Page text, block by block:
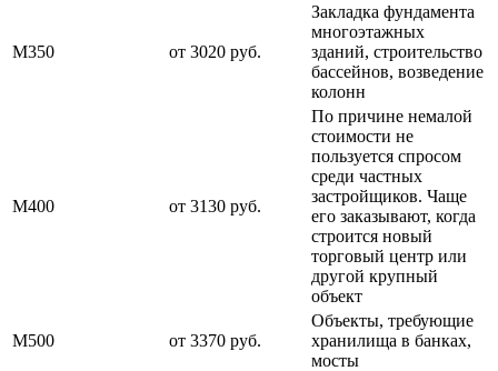
М350 от 3020 руб.
Закладка фундамента
многоэтажных
зданий, строительство
бассейнов, возведение
колонн
М400 от 3130 руб.
По причине немалой
стоимости не
пользуется спросом
среди частных
застройщиков. Чаще
его заказывают, когда
строится новый
торговый центр или
другой крупный
объект
М500 от 3370 руб.
Объекты, требующие
хранилища в банках,
мосты